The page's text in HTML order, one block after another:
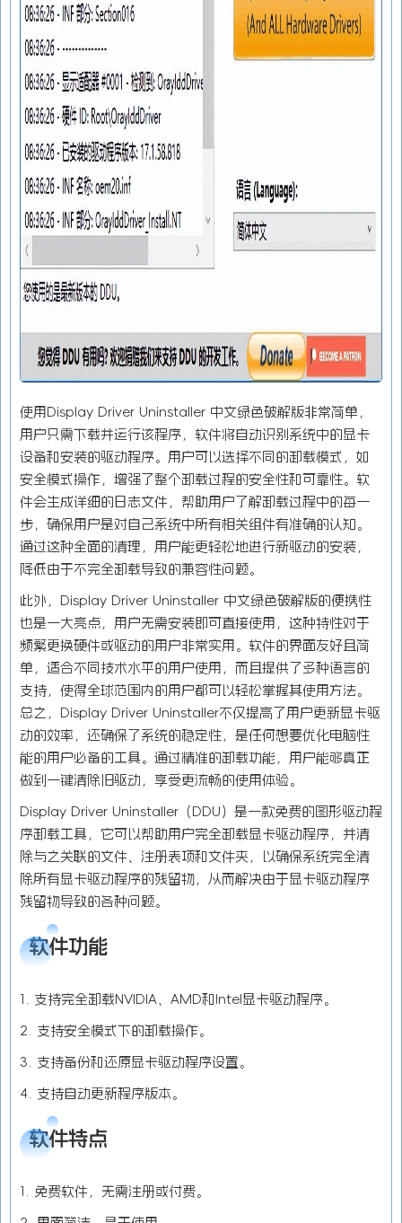
使用Display Driver Uninstaller 中文绿色破解版非常简单，
用户只需下载并运行该程序，软件将自动识别系统中的显卡
设备和安装的驱动程序。用户可以选择不同的卸载模式，如
安全模式操作，增强了整个卸载过程的安全性和可靠性。软
件会生成详细的日志文件，帮助用户了解卸载过程中的每一
步，确保用户是对自己系统中所有相关组件有准确的认知。
通过这种全面的清理，用户能更轻松地进行新驱动的安装，
降低由于不完全卸载导致的兼容性问题。
此外，Display Driver Uninstaller 中文绿色破解版的便携性
也是一大亮点，用户无需安装即可直接使用，这种特性对于
频繁更换硬件或驱动的用户非常实用。软件的界面友好且简
单，适合不同技术水平的用户使用，而且提供了多种语言的
支持，使得全球范围内的用户都可以轻松掌握其使用方法。
总之，Display Driver Uninstaller不仅提高了用户更新显卡驱
动的效率，还确保了系统的稳定性，是任何想要优化电脑性
能的用户必备的工具。通过精准的卸载功能，用户能够真正
做到一键清除旧驱动，享受更流畅的使用体验。
Display Driver Uninstaller（DDU）是一款免费的图形驱动程
序卸载工具，它可以帮助用户完全卸载显卡驱动程序，并清
除与之关联的文件、注册表项和文件夹，以确保系统完全清
除所有显卡驱动程序的残留物，从而解决由于显卡驱动程序
残留物导致的各种问题。
软件功能
1. 支持完全卸载NVIDIA、AMD和Intel显卡驱动程序。
2. 支持安全模式下的卸载操作。
3. 支持备份和还原显卡驱动程序设置。
4. 支持自动更新程序版本。
软件特点
1. 免费软件，无需注册或付费。